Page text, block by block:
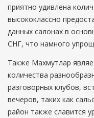
приятно удивлена
высококлассно
данных салонах в
СНГ, что намного
Также Махмутлар
количества
разговорных клубов,
вечеров, таких как
район также славится